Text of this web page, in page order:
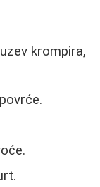
krompira,